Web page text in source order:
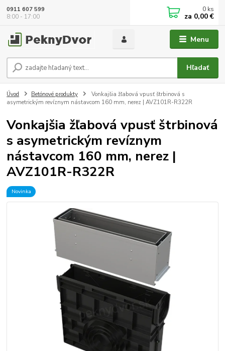
Menu
Hľadať
0911 607 599
8:00 - 17:00
0 ks
za 0,00 €
Úvod Betónové produkty
Vonkajšia žľabová vpusť štrbinová s
asymetrickým revíznym nástavcom 160 mm, nerez | AVZ101R-R322R
Vonkajšia žľabová vpusť štrbinová
s asymetrickým revíznym
nástavcom 160 mm, nerez |
AVZ101R-R322R
Novinka